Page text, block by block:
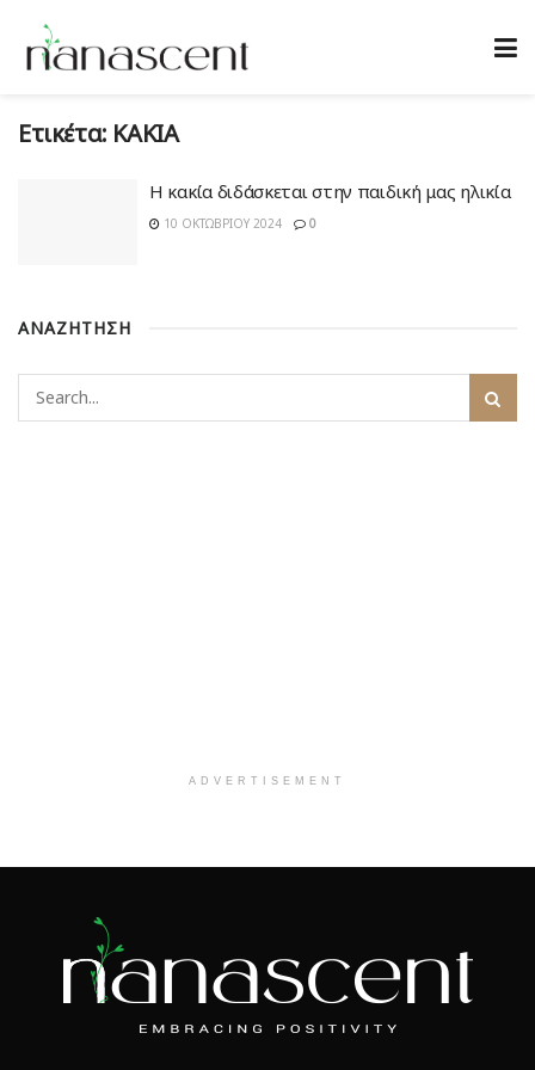
Ετικέτα: ΚΑΚΙΑ
Η κακία διδάσκεται στην παιδική μας ηλικία
10 ΟΚΤΩΒΡΊΟΥ 2024 0
ΑΝΑΖΗΤΗΣΗ
ADVERTISEMENT